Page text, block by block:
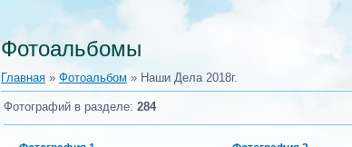
Фотоальбомы
Главная » Фотоальбом » Наши Дела 2018г.
Фотографий в разделе: 284